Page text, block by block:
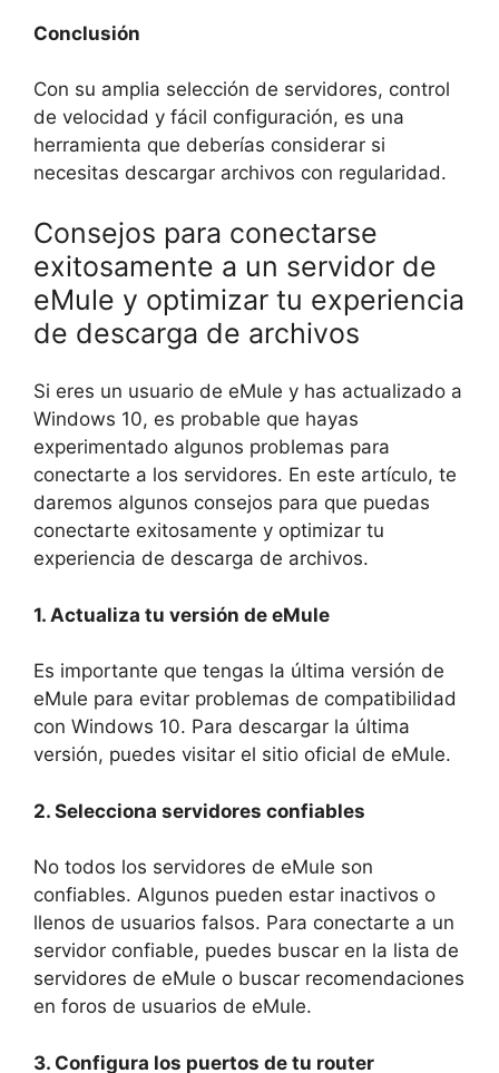
Conclusión
Con su amplia selección de servidores, control
de velocidad y fácil configuración, es una
herramienta que deberías considerar si
necesitas descargar archivos con regularidad.
Consejos para conectarse
exitosamente a un servidor de
eMule y optimizar tu experiencia
de descarga de archivos
Si eres un usuario de eMule y has actualizado a
Windows 10, es probable que hayas
experimentado algunos problemas para
conectarte a los servidores. En este artículo, te
daremos algunos consejos para que puedas
conectarte exitosamente y optimizar tu
experiencia de descarga de archivos.
1. Actualiza tu versión de eMule
Es importante que tengas la última versión de
eMule para evitar problemas de compatibilidad
con Windows 10. Para descargar la última
versión, puedes visitar el sitio oficial de eMule.
2. Selecciona servidores confiables
No todos los servidores de eMule son
confiables. Algunos pueden estar inactivos o
llenos de usuarios falsos. Para conectarte a un
servidor confiable, puedes buscar en la lista de
servidores de eMule o buscar recomendaciones
en foros de usuarios de eMule.
3. Configura los puertos de tu router